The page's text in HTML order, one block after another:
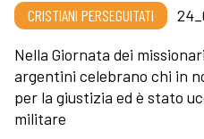
CRISTIANI PERSEGUITATI
Nella Giornata dei
argentini celebrano chi in
per la giustizia ed è stato
militare